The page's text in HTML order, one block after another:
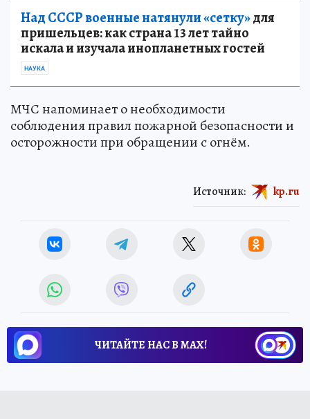
Над СССР военные натянули «сетку»для
пришельцев: как страна 13 лет тайно
искала и изучала инопланетных гостей
НАУКА
МЧС напоминает о необходимости
соблюдения правил пожарной безопасности и
осторожности при обращении с огнём.
Источник: kp.ru
ЧИТАЙТЕ НАС В МАХ!